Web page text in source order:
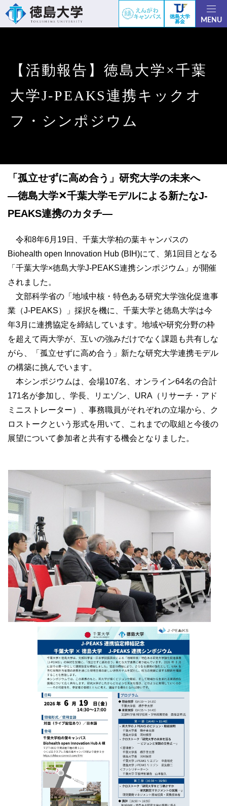
徳島大学
募金
MENU
【活動報告】徳島大学×千葉
大学J-PEAKS連携キックオ
フ・シンポジウム
「孤立せずに高め合う」研究大学の未来へ
―徳島大学✕千葉大学モデルによる新たなJ-
PEAKS連携のカタチ―
令和8年6月19日、千葉大学柏の葉キャンパスの
Biohealth open Innovation Hub (BIH)にて、第1回目となる
「千葉大学×徳島大学J-PEAKS連携シンポジウム」が開催
されました。
文部科学省の「地域中核・特色ある研究大学強化促進事
業（J-PEAKS）」採択を機に、千葉大学と徳島大学は今
年3月に連携協定を締結しています。地域や研究分野の枠
を超えて両大学が、互いの強みだけでなく課題も共有しな
がら、「孤立せずに高め合う」新たな研究大学連携モデル
の構築に挑んでいます。
本シンポジウムは、会場107名、オンライン64名の合計
171名が参加し、学長、リエゾン、URA（リサーチ・アド
ミニストレーター）、事務職員がそれぞれの立場から、ク
ロストークという形式を用いて、これまでの取組と今後の
展望について参加者と共有する機会となりました。